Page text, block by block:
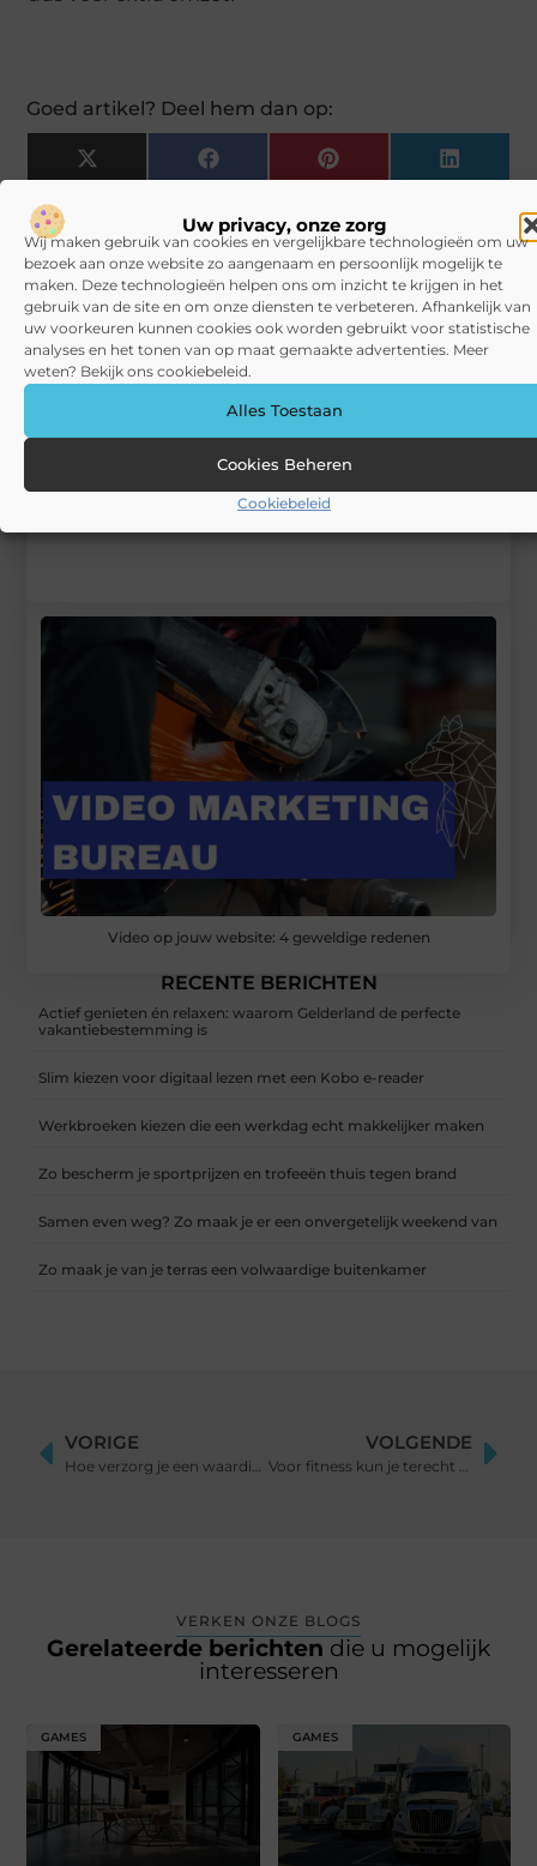
Uw privacy, onze zorg
Wij maken gebruik van cookies en vergelijkbare technologieën om uw
bezoek aan onze website zo aangenaam en persoonlijk mogelijk te
maken. Deze technologieën helpen ons om inzicht te krijgen in het
gebruik van de site en om onze diensten te verbeteren. Afhankelijk van
uw voorkeuren kunnen cookies ook worden gebruikt voor statistische
analyses en het tonen van op maat gemaakte advertenties. Meer
weten? Bekijk ons cookiebeleid.
Alles Toestaan
Cookies Beheren
Cookiebeleid
Goed artikel? Deel hem dan op:
X
(Twitter)
Facebook Pinterest LinkedIn
Tags en Categorieën:
Games
DEEL DIT:
Video op jouw website: 4 geweldige redenen
RECENTE BERICHTEN
Actief genieten én relaxen: waarom Gelderland de perfecte
vakantiebestemming is
Slim kiezen voor digitaal lezen met een Kobo e-reader
Werkbroeken kiezen die een werkdag echt makkelijker maken
Zo bescherm je sportprijzen en trofeeën thuis tegen brand
Samen even weg? Zo maak je er een onvergetelijk weekend van
Zo maak je van je terras een volwaardige buitenkamer
Begin vandaag nog
met bloggen opVPRA
Registreer hier
VORIGE
Hoe verzorg je een waardig afscheid voor een dierbare?
VOLGENDE
Voor fitness kun je terecht bij dit sportcentrum in Tilburg
VERKEN ONZE BLOGS
Gerelateerde berichten die u mogelijk
interesseren
GAMES GAMES